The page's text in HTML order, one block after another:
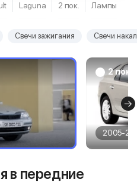
Laguna 2 пок. Лампы
Свечи зажигания Свечи
2 пок.
2005-
в передние